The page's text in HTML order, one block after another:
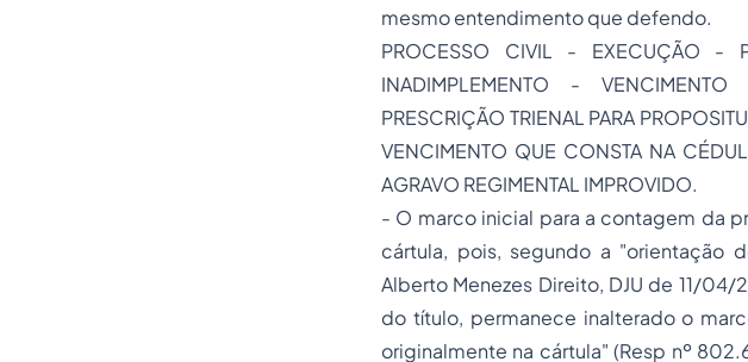
mesmo entendimento que defendo.
PROCESSO CIVIL - EXECUÇÃO -
INADIMPLEMENTO -
PRESCRIÇÃO TRIENAL PARA
VENCIMENTO QUE CONSTA NA
AGRAVO REGIMENTAL IMPROVIDO.
- O marco inicial para a contagem da
cártula, pois, segundo a "orientação
Alberto Menezes Direito, DJU de 11/
do título, permanece inalterado o
originalmente na cártula" (Resp nº